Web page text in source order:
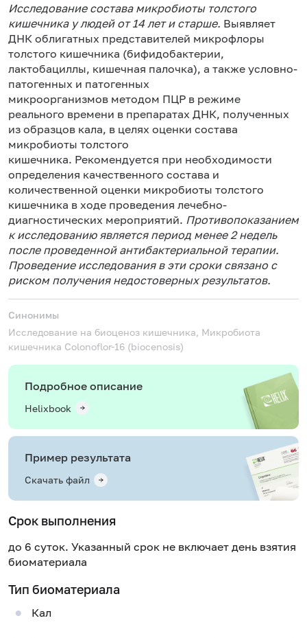
Исследование состава микробиоты толстого
кишечника у людей от 14 лет и старше. Выявляет
ДНК облигатных представителей микрофлоры
толстого кишечника (бифидобактерии,
лактобациллы, кишечная палочка), а также условно-
патогенных и патогенных
микроорганизмов методом ПЦР в режиме
реального времени в препаратах ДНК, полученных
из образцов кала, в целях оценки состава
микробиоты толстого
кишечника. Рекомендуется при необходимости
определения качественного состава и
количественной оценки микробиоты толстого
кишечника в ходе проведения лечебно-
диагностических мероприятий. Противопоказанием
к исследованию является период менее 2 недель
после проведенной антибактериальной терапии.
Проведение исследования в эти сроки связано с
риском получения недостоверных результатов.
Синонимы
Исследование на биоценоз кишечника, Микробиота
кишечника Colonoflor-16 (biocenosis)
Подробное описание
Helixbook
Пример результата
Скачать файл
Срок выполнения
до 6 суток. Указанный срок не включает день взятия
биоматериала
Тип биоматериала
Кал